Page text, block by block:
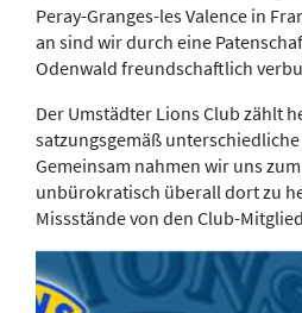
Peray-Granges-les Valence in
an sind wir durch eine
Odenwald freundschaftlich
Der Umstädter Lions Club zählt
satzungsgemäß
Gemeinsam nahmen wir uns
unbürokratisch überall dort zu
Missstände von den Club-